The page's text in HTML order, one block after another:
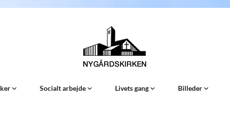
Socialt arbejde Livets gang Billeder